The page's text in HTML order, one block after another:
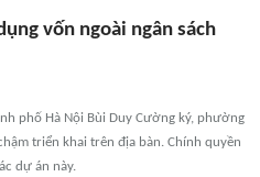
vốn ngoài ngân sách
phố Hà Nội Bùi Duy Cường ký, phường
triển khai trên địa bàn. Chính quyền
dự án này.